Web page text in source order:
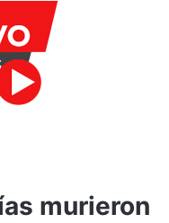
murieron